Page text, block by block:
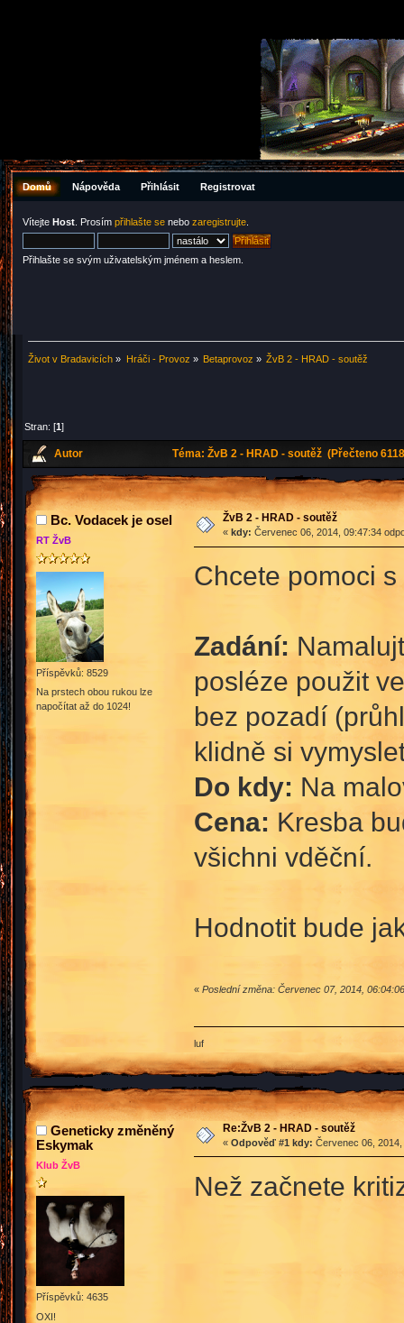
Domů Nápověda Přihlásit Registrovat
Vítejte Host . Prosím přihlašte se nebo zaregistrujte
Přihlašte se svým uživatelským jménem a heslem.
Život v Bradavicích » Hráči - Provoz » Betaprovoz » ŽvB 2 - HRAD - soutěž
Stran: [1]
Autor Téma: ŽvB 2 - HRAD - soutěž (Přečteno
Bc. Vodacek je osel
RT ŽvB
Příspěvků: 8529
Na prstech obou rukou lze
napočítat až do 1024!
ŽvB 2 - HRAD - soutěž
« kdy: Červenec 06, 2014, 09:47:34
Chcete pomoci
Zadání:
posléze použit
bez pozadí
klidně si
Do kdy: Na
Cena: Kresba
všichni vděční.
Hodnotit bude
« Poslední změna: Červenec 07, 2014,
luf
Geneticky změněný
Eskymak
Klub ŽvB
Příspěvků: 4635
OXI!
Re:ŽvB 2 - HRAD - soutěž
« Odpověď #1 kdy: Červenec 06,
Než začnete